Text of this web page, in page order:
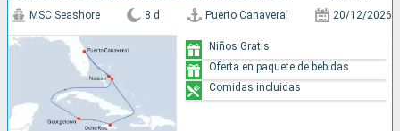
MSC Seashore 8 d Puerto Canaveral 20/12/2026
Niños Gratis
Oferta en paquete de bebidas
Comidas incluidas